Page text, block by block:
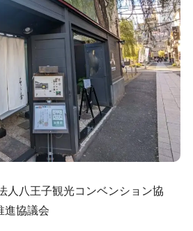
人八王子観光コンベンション協
進協議会